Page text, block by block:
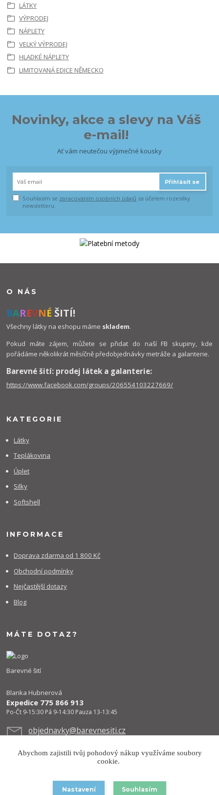
LÁTKY
VÝPRODEJ
NÁPLETY
VELKÝ VÝPRODEJ
HLADKÉ NÁPLETY
LIMITOVANÁ EDICE NĚMECKO
Novinky, akce a slevy na Váš
e-mail!
Ať vám neutečou výjimečné kousky
Přihlásit se
Souhlasím se zpracováním osobních údajů za účelem rozesílky
newsletteru.
O NÁS
BAREVNÉ ŠITÍ!
Všechny látky na eshopu máme skladem.
Pokud máte zájem, můžete se přidat do naší FB skupiny, kde
pořádáme několikrát měsíčně předobjednávky metráže a galanterie.
Barevné šití: prodej látek a galanterie:
https://www.facebook.com/groups/206554103227669/
KATEGORIE
Látky
Teplákovina
Úplet
Silky
Softshell
INFORMACE
Doprava zdarma od 1 800 Kč
Obchodní podmínky
Nejčastější dotazy
Blog
MÁTE DOTAZ?
Barevné šití
Blanka Hubnerová
Expedice 775 866 913
Po-Čt 9-15:30 Pá 9-14:30 Pauza 13-13:45
objednavky@barevnesiti.cz
Abychom zajistili tvůj pohodový nákup využíváme soubory
cookie.
Nastavení Souhlasím